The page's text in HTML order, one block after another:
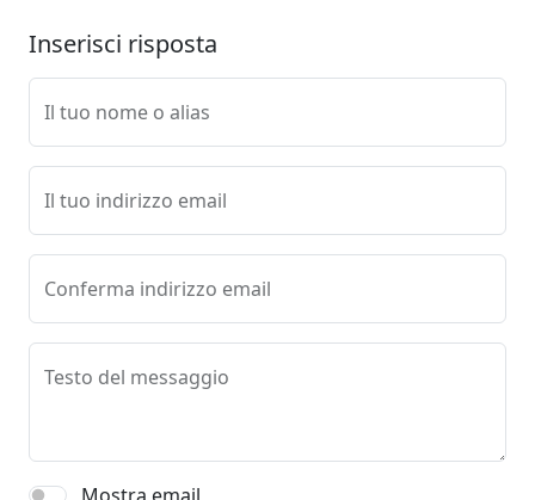
Inserisci risposta
Il tuo nome o alias
Il tuo indirizzo email
Conferma indirizzo email
Testo del messaggio